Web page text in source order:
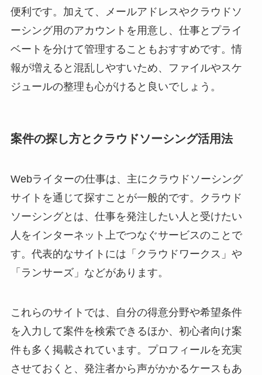
便利です。加えて、メールアドレスやクラウドソ
ーシング用のアカウントを用意し、仕事とプライ
ベートを分けて管理することもおすすめです。情
報が増えると混乱しやすいため、ファイルやスケ
ジュールの整理も心がけると良いでしょう。
案件の探し方とクラウドソーシング活用法
Webライターの仕事は、主にクラウドソーシング
サイトを通じて探すことが一般的です。クラウド
ソーシングとは、仕事を発注したい人と受けたい
人をインターネット上でつなぐサービスのことで
す。代表的なサイトには「クラウドワークス」や
「ランサーズ」などがあります。
これらのサイトでは、自分の得意分野や希望条件
を入力して案件を検索できるほか、初心者向け案
件も多く掲載されています。プロフィールを充実
させておくと、発注者から声がかかるケースもあ